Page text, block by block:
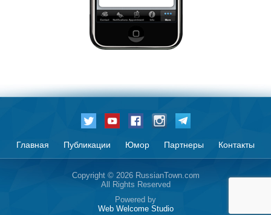
Главная Публикации Юмор Партнеры Контакты
Copyright © 2026 RussianTown.com
All Rights Reserved
Powered by
Web Welcome Studio